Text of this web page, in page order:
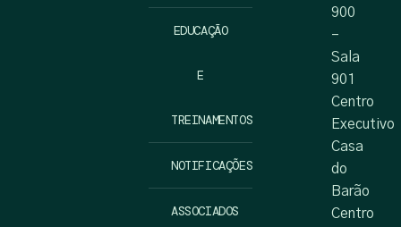
EDUCAÇÃO
E
TREINAMENTOS
NOTIFICAÇÕES
ASSOCIADOS
900
–
Sala
901
Centro
Executivo
Casa
do
Barão
Centro